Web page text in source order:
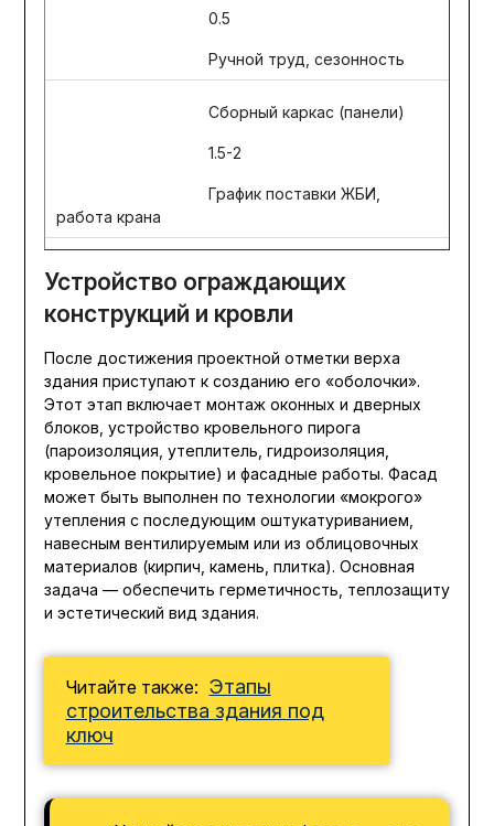
0.5
Ручной труд, сезонность
Сборный каркас (панели)
1.5-2
График поставки ЖБИ,
работа крана
Устройство ограждающих
конструкций и кровли
После достижения проектной отметки верха
здания приступают к созданию его «оболочки».
Этот этап включает монтаж оконных и дверных
блоков, устройство кровельного пирога
(пароизоляция, утеплитель, гидроизоляция,
кровельное покрытие) и фасадные работы. Фасад
может быть выполнен по технологии «мокрого»
утепления с последующим оштукатуриванием,
навесным вентилируемым или из облицовочных
материалов (кирпич, камень, плитка). Основная
задача — обеспечить герметичность, теплозащиту
и эстетический вид здания.
Читайте также: Этапы
строительства здания под
ключ